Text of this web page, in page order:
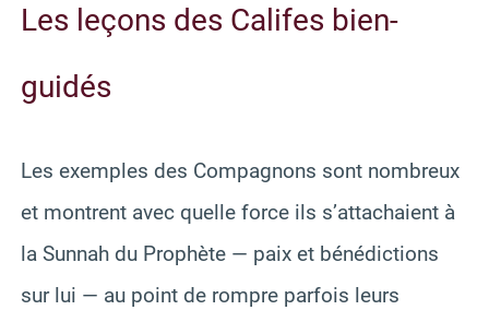
Les leçons des Califes bien-
guidés
Les exemples des Compagnons sont nombreux
et montrent avec quelle force ils s’attachaient à
la Sunnah du Prophète — paix et bénédictions
sur lui — au point de rompre parfois leurs